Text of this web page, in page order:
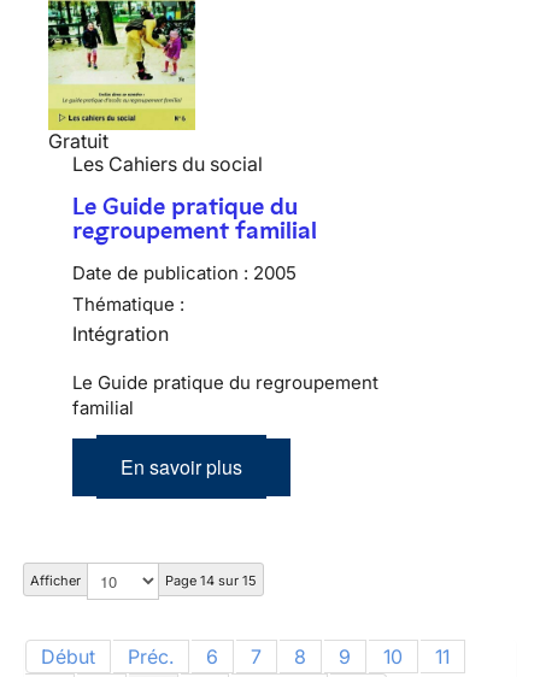
Gratuit
Les Cahiers du social
Le Guide pratique du
regroupement familial
Date de publication : 2005
Thématique :
Intégration
Le Guide pratique du regroupement
familial
En savoir plus
Afficher Page 14 sur 15
Début Préc. 6 7 8 9 10
11